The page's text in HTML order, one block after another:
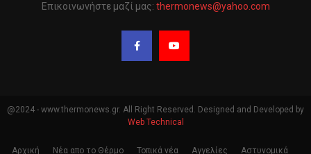
Επικοινωνήστε μαζί μας: thermonews@yahoo.com
@2024 - www.thermonews.gr. All Right Reserved. Designed and Developed by
Web Technical
Αρχική Νέα απο το Θέρμο Τοπικά νέα Αγγελίες Αστυνομικά